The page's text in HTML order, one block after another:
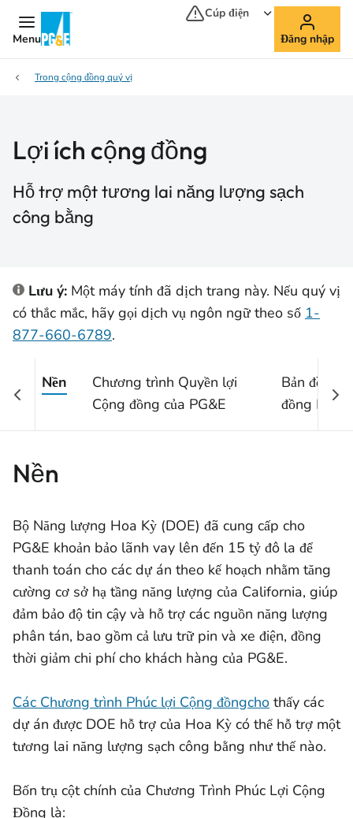
Menu
Cúp điện
Đăng nhập
Trong cộng đồng quý vị
Lợi ích cộng đồng
Hỗ trợ một tương lai năng lượng sạch
công bằng
Lưu ý: Một máy tính đã dịch trang này. Nếu quý vị
có thắc mắc, hãy gọi dịch vụ ngôn ngữ theo số 1-
877-660-6789.
Nền
Chương trình Quyền lợi
Cộng đồng của PG&E
Bản đồ
đồng PG&E
Nền
Bộ Năng lượng Hoa Kỳ (DOE) đã cung cấp cho
PG&E khoản bảo lãnh vay lên đến 15 tỷ đô la để
thanh toán cho các dự án theo kế hoạch nhằm tăng
cường cơ sở hạ tầng năng lượng của California, giúp
đảm bảo độ tin cậy và hỗ trợ các nguồn năng lượng
phân tán, bao gồm cả lưu trữ pin và xe điện, đồng
thời giảm chi phí cho khách hàng của PG&E.
Các Chương trình Phúc lợi Cộng đồngcho thấy các
dự án được DOE hỗ trợ của Hoa Kỳ có thể hỗ trợ một
tương lai năng lượng sạch công bằng như thế nào.
Bốn trụ cột chính của Chương Trình Phúc Lợi Cộng
Đồng là: